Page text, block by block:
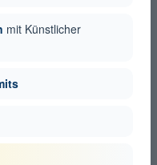
mit Künstlicher